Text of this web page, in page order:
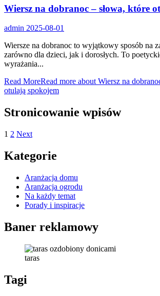
Wiersz na dobranoc – słowa, które
admin 2025-08-01
Wiersze na dobranoc to wyjątkowy sposób na
zarówno dla dzieci, jak i dorosłych. To
wyrażania...
Read MoreRead more about Wiersz na
otulają spokojem
Stronicowanie wpisów
1 2 Next
Kategorie
Aranżacja domu
Aranżacja ogrodu
Na każdy temat
Porady i inspiracje
Baner reklamowy
taras
Tagi